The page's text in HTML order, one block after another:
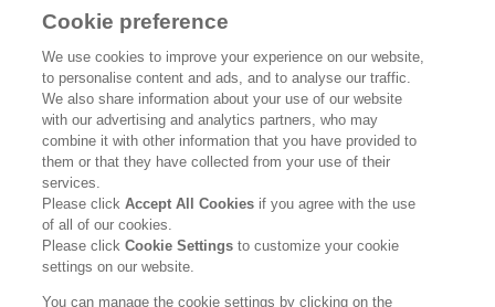
情報誌 花王ハイジーンソルーシ
ョン
トップ
製品カタログ
企業情報
個人情報保護方針
ソーシャルメディアポリシー
Cookie preference
We use cookies to improve your experience on our website,
to personalise content and ads, and to analyse our traffic.
We also share information about your use of our website
with our advertising and analytics partners, who may
combine it with other information that you have provided to
them or that they have collected from your use of their
services.
Please clickAccept All Cookies if you agree with the use
of all of our cookies.
Please clickCookie Settingsto customize your cookie
settings on our website.
You can manage the cookie settings by clicking on the